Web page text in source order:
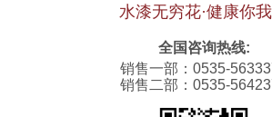
水漆无穷花·健康你
全国咨询热线:
销售一部：0535-
销售二部：0535-